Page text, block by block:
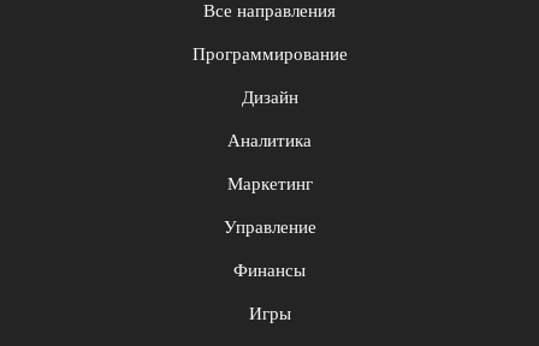
Все направления
Программирование
Дизайн
Аналитика
Маркетинг
Управление
Финансы
Игры